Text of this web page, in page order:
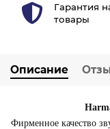
Гарантия
товары
Описание
Фирменное качество